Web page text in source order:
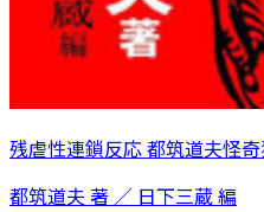
残虐性連鎖反応 都筑道夫怪
都筑道夫 著 ／ 日下三蔵 編